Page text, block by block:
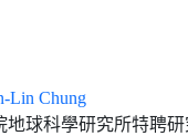
Lin Chung
地球科學研究所特聘